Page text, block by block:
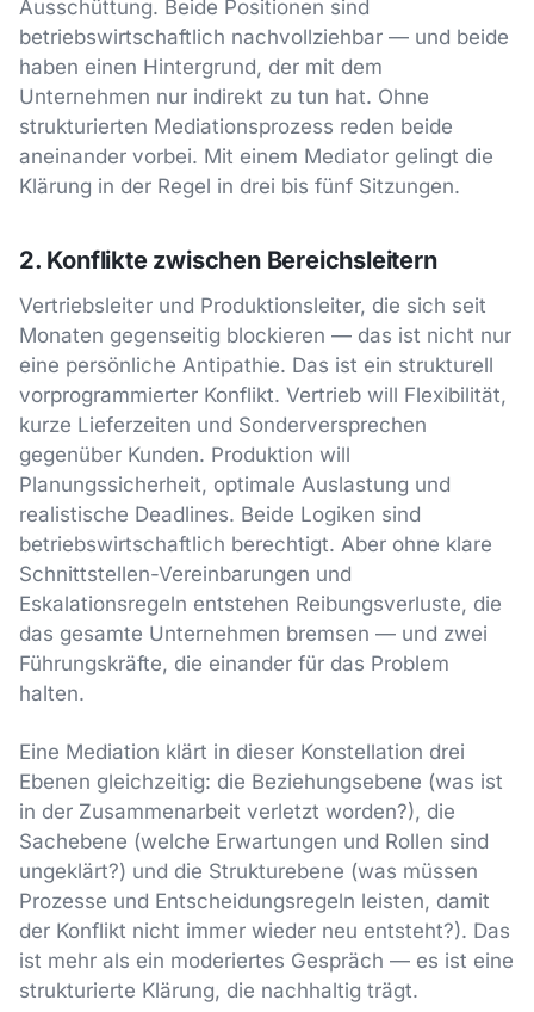
Ausschüttung. Beide Positionen sind
betriebswirtschaftlich nachvollziehbar — und beide
haben einen Hintergrund, der mit dem
Unternehmen nur indirekt zu tun hat. Ohne
strukturierten Mediationsprozess reden beide
aneinander vorbei. Mit einem Mediator gelingt die
Klärung in der Regel in drei bis fünf Sitzungen.
2. Konflikte zwischen Bereichsleitern
Vertriebsleiter und Produktionsleiter, die sich seit
Monaten gegenseitig blockieren — das ist nicht nur
eine persönliche Antipathie. Das ist ein strukturell
vorprogrammierter Konflikt. Vertrieb will Flexibilität,
kurze Lieferzeiten und Sonderversprechen
gegenüber Kunden. Produktion will
Planungssicherheit, optimale Auslastung und
realistische Deadlines. Beide Logiken sind
betriebswirtschaftlich berechtigt. Aber ohne klare
Schnittstellen-Vereinbarungen und
Eskalationsregeln entstehen Reibungsverluste, die
das gesamte Unternehmen bremsen — und zwei
Führungskräfte, die einander für das Problem
halten.
Eine Mediation klärt in dieser Konstellation drei
Ebenen gleichzeitig: die Beziehungsebene (was ist
in der Zusammenarbeit verletzt worden?), die
Sachebene (welche Erwartungen und Rollen sind
ungeklärt?) und die Strukturebene (was müssen
Prozesse und Entscheidungsregeln leisten, damit
der Konflikt nicht immer wieder neu entsteht?). Das
ist mehr als ein moderiertes Gespräch — es ist eine
strukturierte Klärung, die nachhaltig trägt.